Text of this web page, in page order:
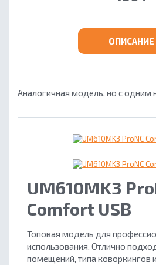
КОНТАКТЫ
ОПИСАНИЕ
Аналогичная модель, но с одним
UM610MK3
Comfort USB
Топовая модель для
использования. Отлично
помещений, типа коворкингов